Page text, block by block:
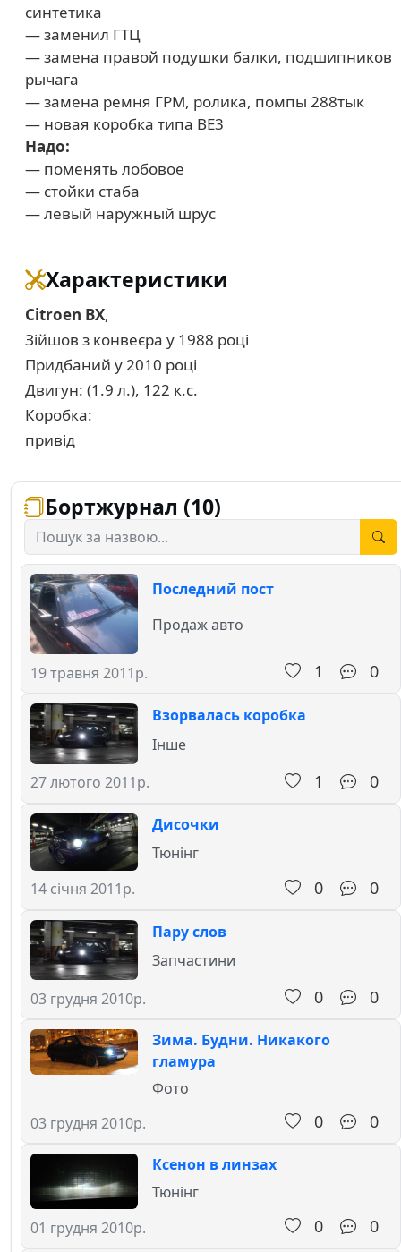
синтетика
— заменил ГТЦ
— замена правой подушки балки, подшипников
рычага
— замена ремня ГРМ, ролика, помпы 288тык
— новая коробка типа ВЕ3
Надо:
— поменять лобовое
— стойки стаба
— левый наружный шрус
Характеристики
Citroen BX,
Зійшов з конвеєра у 1988 році
Придбаний у 2010 році
Двигун: (1.9 л.), 122 к.с.
Коробка:
привід
Бортжурнал (10)
Последний пост
19 травня 2011р.
Продаж авто
1 0
Взорвалась коробка
27 лютого 2011р.
Інше
1 0
Дисочки
14 січня 2011р.
Тюнінг
0 0
Пару слов
03 грудня 2010р.
Запчастини
0 0
Зима. Будни. Никакого
гламура
03 грудня 2010р.
Фото
0 0
Ксенон в линзах
01 грудня 2010р.
Тюнінг
0 0